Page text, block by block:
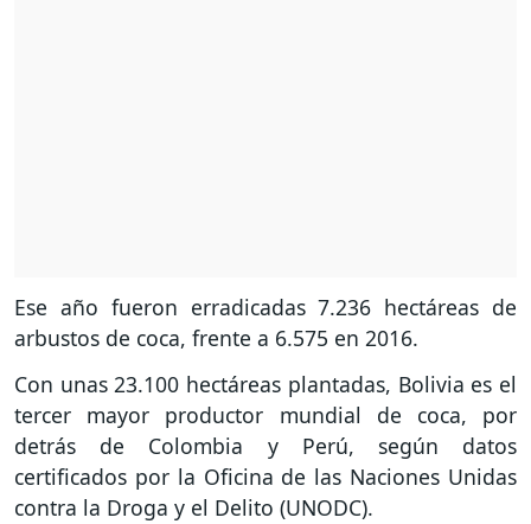
Ese año fueron erradicadas 7.236 hectáreas de
arbustos de coca, frente a 6.575 en 2016.
Con unas 23.100 hectáreas plantadas, Bolivia es el
tercer mayor productor mundial de coca, por
detrás de Colombia y Perú, según datos
certificados por la Oficina de las Naciones Unidas
contra la Droga y el Delito (UNODC).